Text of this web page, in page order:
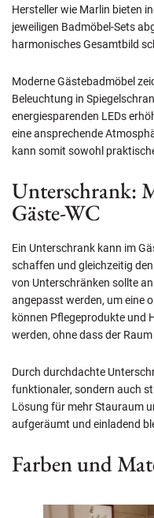
Hersteller wie Marlin bieten
jeweiligen Badmöbel-Sets
harmonisches Gesamtbild
Moderne Gästebadmöbel
Beleuchtung in
energiesparenden LEDs
eine ansprechende
kann somit sowohl
Unterschrank:
Gäste-WC
Ein Unterschrank kann im
schaffen und gleichzeitig
von Unterschränken sollte
angepasst werden, um eine
können Pflegeprodukte und
werden, ohne dass der
Durch durchdachte
funktionaler, sondern auch
Lösung für mehr Stauraum
aufgeräumt und einladend
Farben und